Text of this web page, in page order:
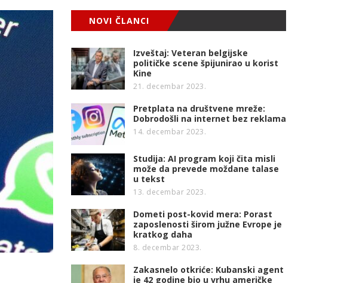
NOVI ČLANCI
Izveštaj: Veteran belgijske
političke scene špijunirao u korist
Kine
21. decembar 2023.
Pretplata na društvene mreže:
Dobrodošli na internet bez reklama
14. decembar 2023.
Studija: AI program koji čita misli
može da prevede moždane talase
u tekst
13. decembar 2023.
Dometi post-kovid mera: Porast
zaposlenosti širom južne Evrope je
kratkog daha
8. decembar 2023.
Zakasnelo otkriće: Kubanski agent
je 42 godine bio u vrhu američke